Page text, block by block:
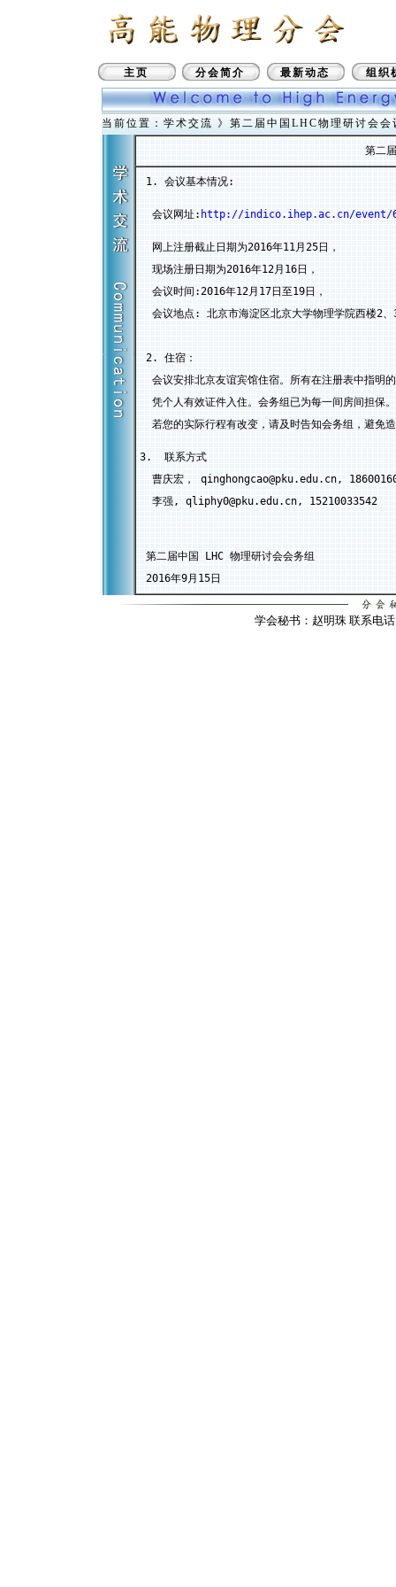
主页 分会简介 最新动态 组织
当前位置：学术交流 》第二届中国LHC物理研讨会会
第二
1. 会议基本情况:
  会议网址:
http://indico.ihep.ac.cn/event/
  网上注册截止日期为2016年11月25日，
  现场注册日期为2016年12月16日，
  会议时间:2016年12月17日至19日，
会议地点: 北京市海淀区北京大学物理学院西楼2、
2. 住宿：
会议安排北京友谊宾馆住宿。所有在注册表中指明
  凭个人有效证件入住。会务组已为每一间房间担保。
3.  联系方式
曹庆宏， qinghongcao@pku.edu.cn,
  李强, qliphy0@pku.edu.cn, 15210033542
第二届中国 LHC 物理研讨会会务组
2016年9月15日
学会秘书：赵明珠 联系电